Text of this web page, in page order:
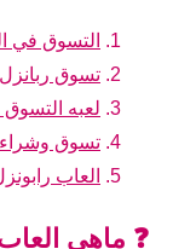
التسوق في
تسوق ربانزل
لعبه التسوق
تسوق وشراء
العاب
❓ ماهي